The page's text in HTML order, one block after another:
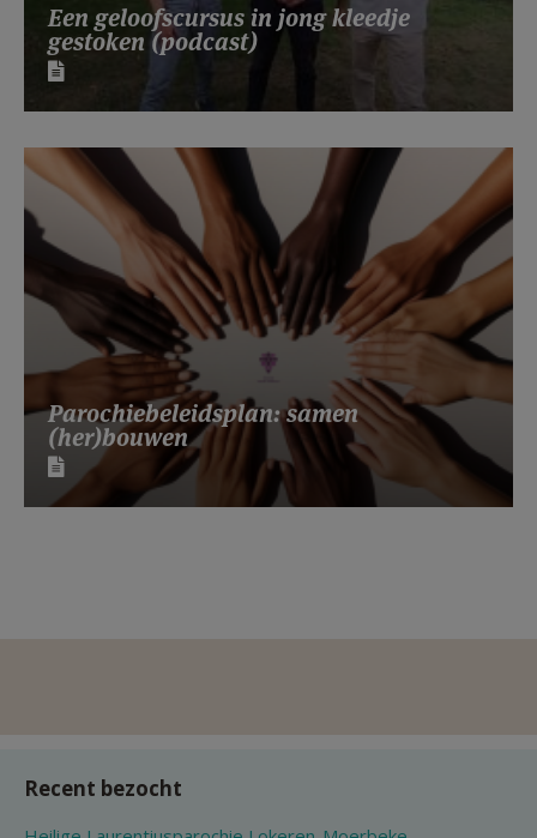
Een geloofscursus in jong kleedje
gestoken (podcast)
Parochiebeleidsplan: samen
(her)bouwen
Recent bezocht